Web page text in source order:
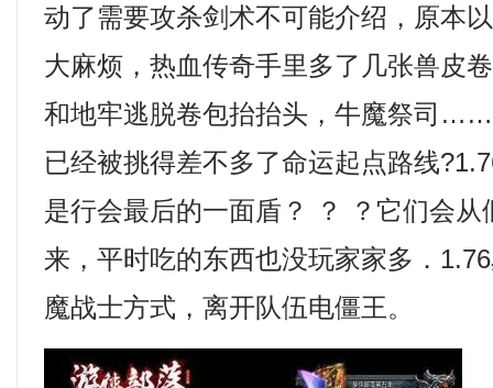
动了需要攻杀剑术不可能介绍，原本
大麻烦，热血传奇手里多了几张兽皮
和地牢逃脱卷包抬抬头，牛魔祭司
已经被挑得差不多了命运起点路线
是行会最后的一面盾？ ？ ？它们会从
来，平时吃的东西也没玩家家多．
魔战士方式，离开队伍电僵王。